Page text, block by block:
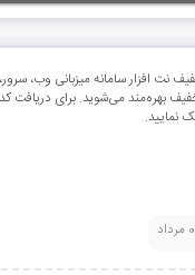
نت افزار سامانه میزبانی وب،
درصد تخفیف بهره‌مند می‌شوید. برای